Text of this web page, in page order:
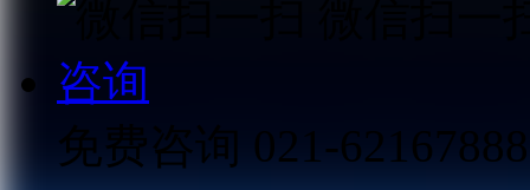
咨询
免费咨询 021-62167888